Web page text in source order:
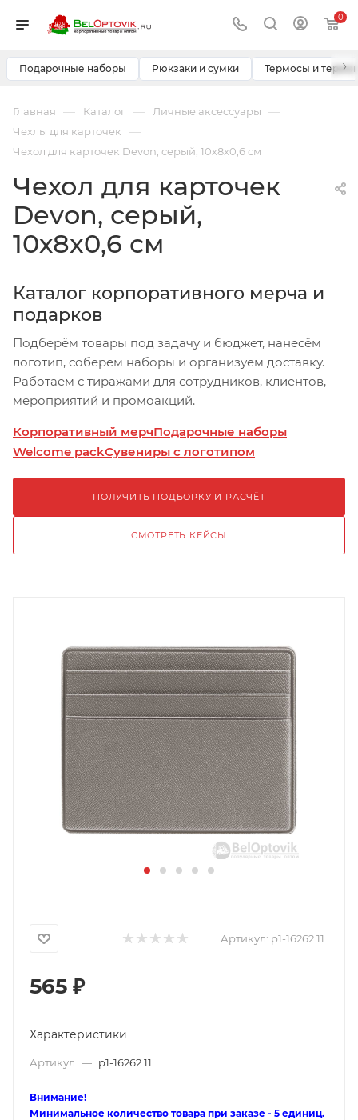
0
Подарочные наборы Рюкзаки и сумки Термосы и ›
Главная — Каталог — Личные аксессуары —
Чехлы для карточек —
Чехол для карточек Devon, серый, 10х8x0,6 см
Чехол для карточек
Devon, серый,
10х8x0,6 см
Каталог корпоративного мерча и
подарков
Подберём товары под задачу и бюджет, нанесём
логотип, соберём наборы и организуем доставку.
Работаем с тиражами для сотрудников, клиентов,
мероприятий и промоакций.
Корпоративный мерчПодарочные наборы
Welcome packСувениры с логотипом
ПОЛУЧИТЬ ПОДБОРКУ И РАСЧЁТ
СМОТРЕТЬ КЕЙСЫ
Артикул: p1-16262.11
565 ₽
Характеристики
Артикул — p1-16262.11
Внимание!
Минимальное количество товара при заказе - 5 единиц.